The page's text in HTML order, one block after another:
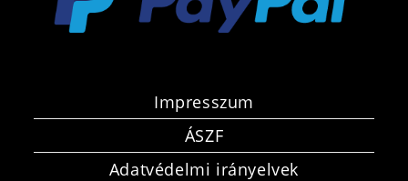
Impresszum
ÁSZF
Adatvédelmi irányelvek